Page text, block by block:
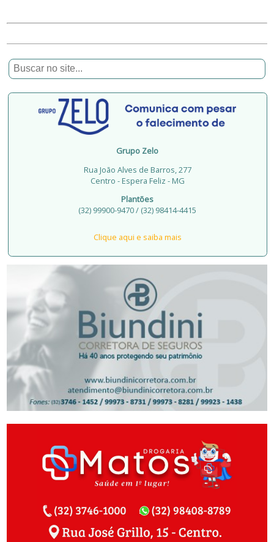
Grupo Zelo
Rua João Alves de Barros, 277
Centro - Espera Feliz - MG
Plantões
(32) 99900-9470 / (32) 98414-4415
Clique aqui e saiba mais